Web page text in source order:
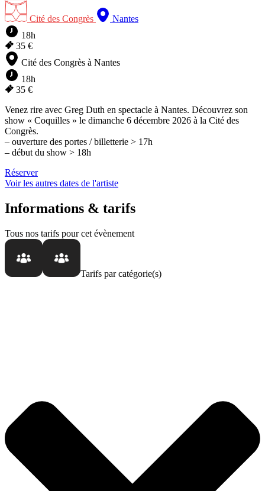
Cité des Congrès
Nantes
18h
35 €
Cité des Congrès à Nantes
18h
35 €
Venez rire avec Greg Duth en spectacle à Nantes. Découvrez son
show « Coquilles » le dimanche 6 décembre 2026 à la Cité des
Congrès.
– ouverture des portes / billetterie > 17h
– début du show > 18h
Réserver
Voir les autres dates de l'artiste
Informations & tarifs
Tous nos tarifs pour cet évènement
Tarifs par catégorie(s)